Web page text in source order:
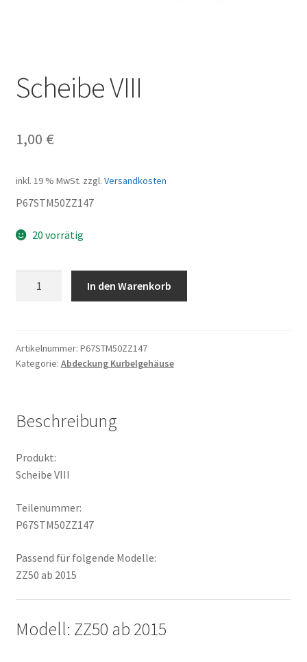
Scheibe VIII
1,00 €
inkl. 19 % MwSt. zzgl. Versandkosten
P67STM50ZZ147
20 vorrätig
In den Warenkorb
Artikelnummer: P67STM50ZZ147
Kategorie: Abdeckung Kurbelgehäuse
Beschreibung
Produkt:
Scheibe VIII
Teilenummer:
P67STM50ZZ147
Passend für folgende Modelle:
ZZ50 ab 2015
Modell: ZZ50 ab 2015